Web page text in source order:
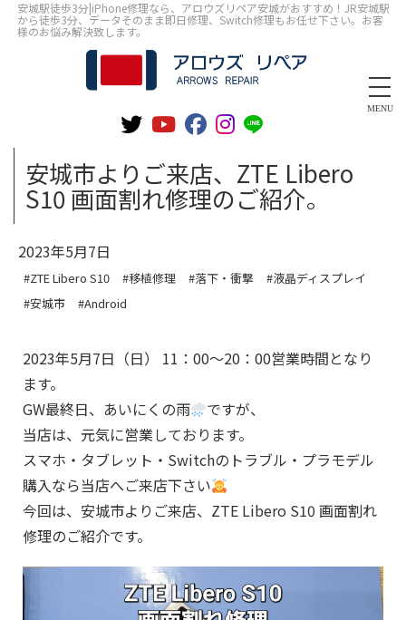
安城駅徒歩3分|iPhone修理なら、アロウズリペア安城がおすすめ！JR安城駅
から徒歩3分、データそのまま即日修理、Switch修理もお任せ下さい。お客
様のお悩み解決致します。
MENU
安城市よりご来店、ZTE Libero
S10 画面割れ修理のご紹介。
2023年5月7日
#ZTE Libero S10 #移植修理 #落下・衝撃
#液晶ディスプレイ
#安城市
#Android
2023年5月7日（日） 11：00～20：00営業時間となり
ます。
GW最終日、あいにくの雨
ですが、
当店は、元気に営業しております。
スマホ・タブレット・Switchのトラブル・プラモデル
購入なら当店へご来店下さい
今回は、安城市よりご来店、ZTE Libero S10 画面割れ
修理のご紹介です。